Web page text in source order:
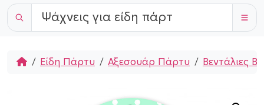
HomeΕίδη Πάρτυ Αξεσουάρ Πάρτυ Βεντάλιες